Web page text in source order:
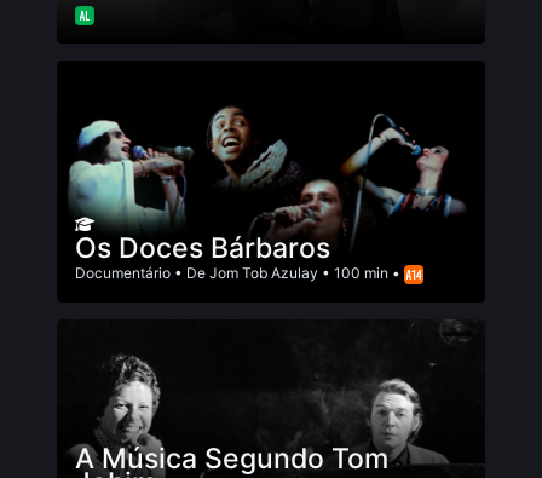
Os Doces Bárbaros
Documentário • De Jom Tob Azulay • 100 min •
A Música Segundo Tom